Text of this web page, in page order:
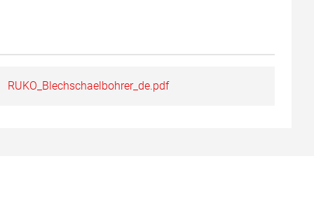
RUKO_Blechschaelbohrer_de.pdf